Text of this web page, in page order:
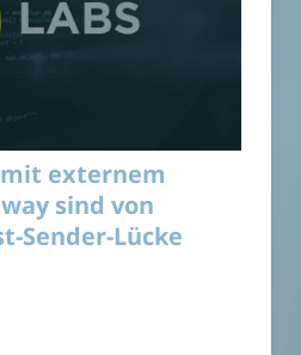
externem
sind von
Sender-Lücke